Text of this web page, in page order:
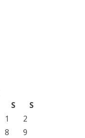
S
S
1
2
8
9